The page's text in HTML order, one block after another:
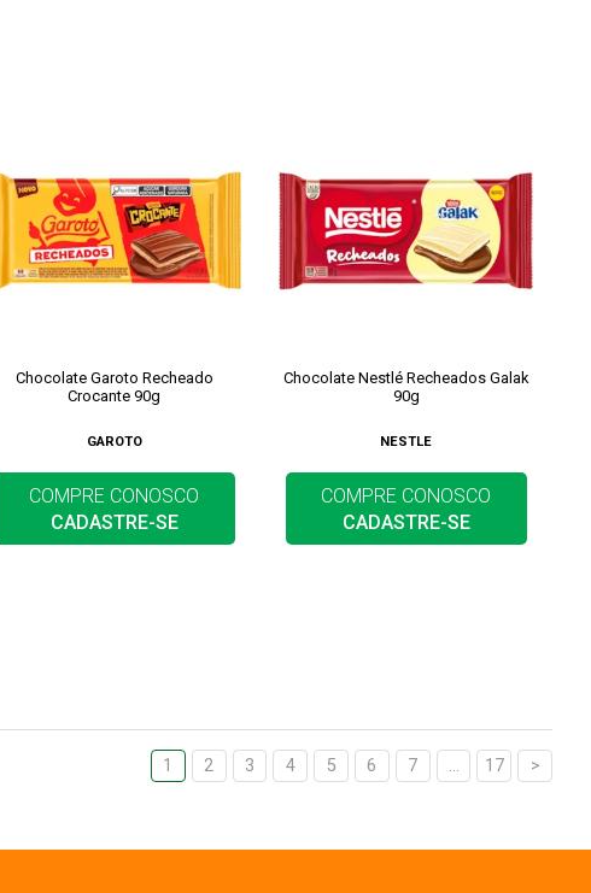
Chocolate Garoto Recheado
Crocante 90g
GAROTO
COMPRE CONOSCO
CADASTRE-SE
Chocolate Nestlé Recheados Galak
90g
NESTLE
COMPRE CONOSCO
CADASTRE-SE
1 2 3 4 5 6 7 ... 17 >